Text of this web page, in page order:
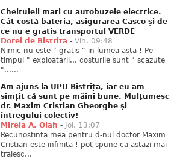
Cheltuieli mari cu autobuzele electrice.
Cât costă bateria, asigurarea Casco și de
ce nu e gratis transportul VERDE
Dorel de Bistrita - Vin, 09:48
Nimic nu este " gratis " in lumea asta ! Pe
timpul " exploatarii... costurile sunt " scazute
"......
Am ajuns la UPU Bistrița, iar eu am
simțit că sunt pe mâini bune. Mulţumesc
dr. Maxim Cristian Gheorghe şi
întregului colectiv!
Mirela A. Olah - Joi, 13:07
Recunostinta mea pentru d-nul doctor Maxim
Cristian este infinita ! pot spune ca astazi mai
traiesc...